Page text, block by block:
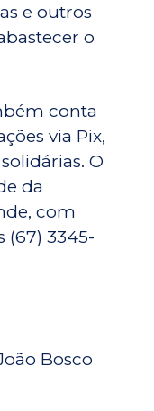
e outros
o
conta
via Pix,
O
da
com
(67) 3345-
Bosco